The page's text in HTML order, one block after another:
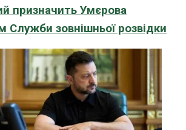
призначить Умєрова
Служби зовнішньої розвідки